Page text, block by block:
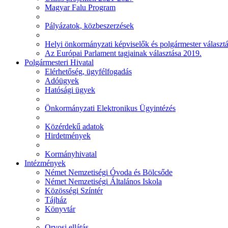
Magyar Falu Program
Pályázatok, közbeszerzések
Helyi önkormányzati képviselők és polgármester
Az Európai Parlament tagjainak választása 2019.
Polgármesteri Hivatal
Elérhetőség, ügyfélfogadás
Adóügyek
Hatósági ügyek
Önkormányzati Elektronikus Ügyintézés
Közérdekű adatok
Hirdetmények
Kormányhivatal
Intézmények
Német Nemzetiségi Óvoda és Bölcsőde
Német Nemzetiségi Általános Iskola
Közösségi Színtér
Tájház
Könyvtár